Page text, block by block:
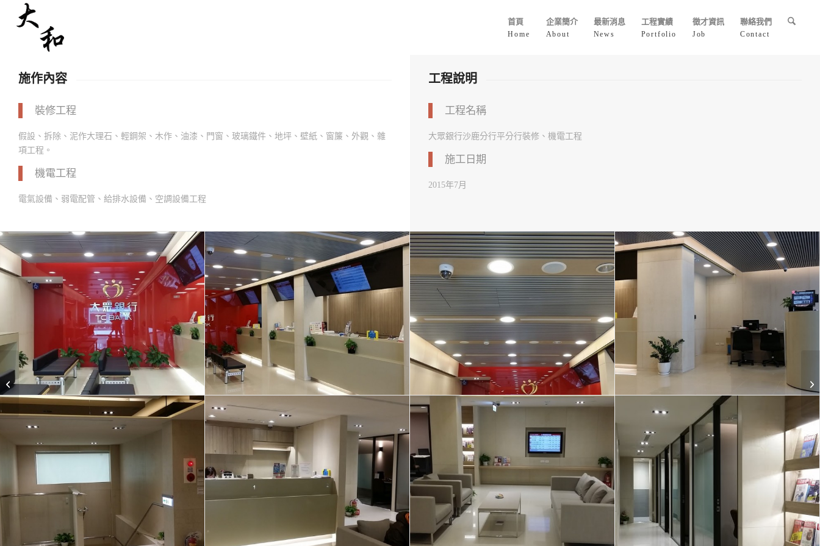
首頁
Home
企業簡介
About
最新消息
News
工程實績
Portfolio
徵才資訊
Job
聯絡我們
Contact
施作內容
裝修工程
假設、拆除、泥作大理石、輕鋼架、木作、油漆、門窗、玻璃鐵件、地坪、壁紙、窗簾、外觀、雜
項工程。
機電工程
電氣設備、弱電配管、給排水設備、空調設備工程
工程說明
工程名稱
大眾銀行沙鹿分行平分行裝修、機電工程
施工日期
2015年7月
台中新阿杜港式餐廳裝
修設計案